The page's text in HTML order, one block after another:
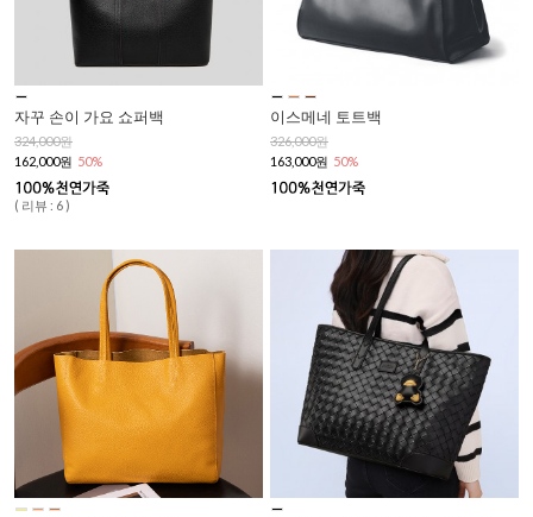
자꾸 손이 가요 쇼퍼백
324,000원
162,000원 50%
( 리뷰 : 6 )
이스메네 토트백
326,000원
163,000원 50%